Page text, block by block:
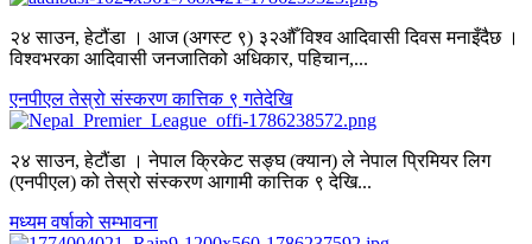
२४ साउन, हेटौंडा । आज (अगस्ट ९) ३२औँ विश्व आदिवासी दिवस मनाइँदैछ ।
विश्वभरका आदिवासी जनजातिको अधिकार, पहिचान,...
एनपीएल तेस्रो संस्करण कात्तिक ९ गतेदेखि
२४ साउन, हेटौंडा । नेपाल क्रिकेट सङ्घ (क्यान) ले नेपाल प्रिमियर लिग
(एनपीएल) को तेस्रो संस्करण आगामी कात्तिक ९ देखि...
मध्यम वर्षाको सम्भावना